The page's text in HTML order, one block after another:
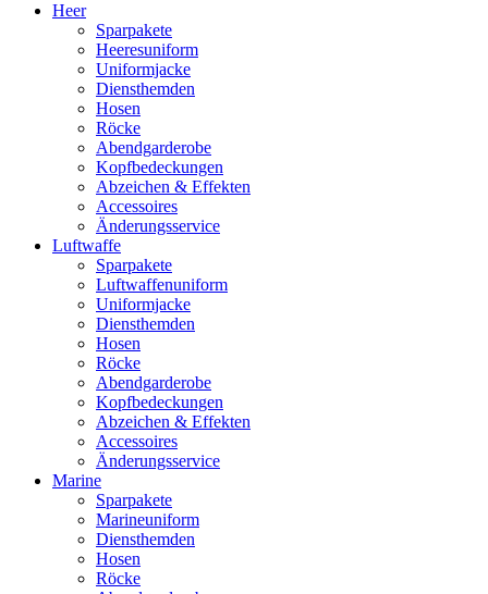
Heer
Sparpakete
Heeresuniform
Uniformjacke
Diensthemden
Hosen
Röcke
Abendgarderobe
Kopfbedeckungen
Abzeichen & Effekten
Accessoires
Änderungsservice
Luftwaffe
Sparpakete
Luftwaffenuniform
Uniformjacke
Diensthemden
Hosen
Röcke
Abendgarderobe
Kopfbedeckungen
Abzeichen & Effekten
Accessoires
Änderungsservice
Marine
Sparpakete
Marineuniform
Diensthemden
Hosen
Röcke